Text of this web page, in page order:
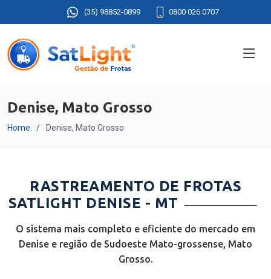
(35) 98852-0899 0800 026 0707
Denise, Mato Grosso
Home Denise, Mato Grosso
RASTREAMENTO DE FROTAS
SATLIGHT DENISE - MT
O sistema mais completo e eficiente do mercado em
Denise e região de Sudoeste Mato-grossense, Mato
Grosso.